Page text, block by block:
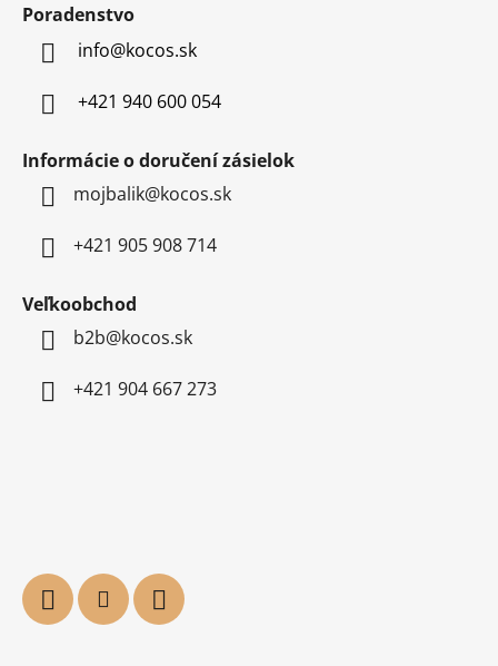
Poradenstvo
info@kocos.sk
+421 940 600 054
Informácie o doručení zásielok
mojbalik@kocos.sk
+421 905 908 714
Veľkoobchod
b2b@kocos.sk
+421 904 667 273